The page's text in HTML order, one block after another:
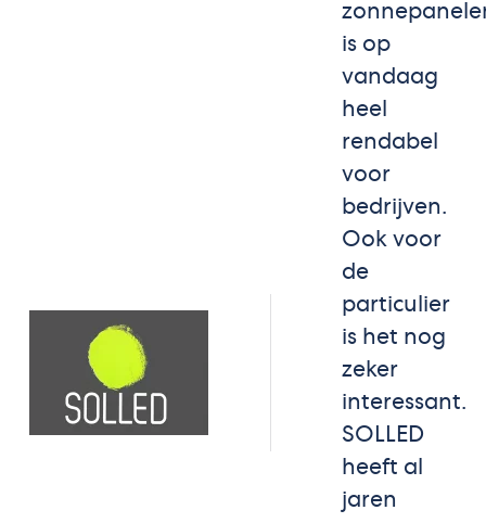
is op
vandaag
heel
rendabel
voor
bedrijven.
Ook voor
de
particulier
is het nog
zeker
interessant.
SOLLED
heeft al
jaren